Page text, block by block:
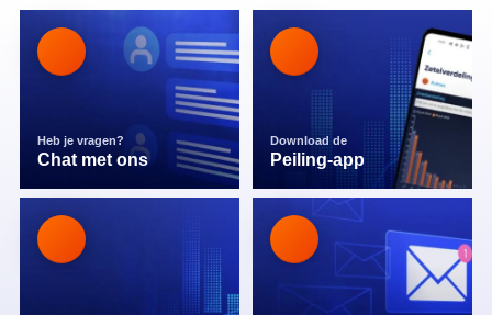
Heb je vragen?
Chat met ons
Download de
Peiling-app